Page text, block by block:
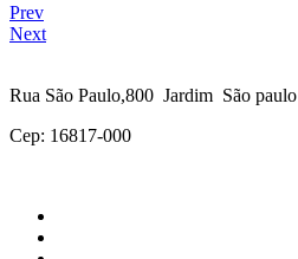
Prev
Next
Rua São Paulo,800 Jardim São paulo
Cep: 16817-000